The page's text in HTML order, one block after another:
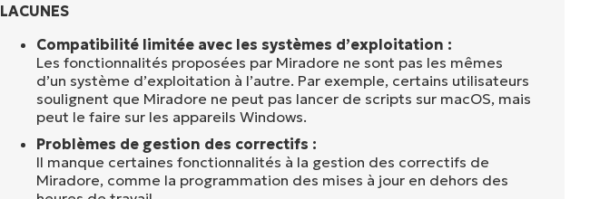
LACUNES
Compatibilité limitée avec les systèmes d’exploitation :
Les fonctionnalités proposées par Miradore ne sont pas les mêmes
d’un système d’exploitation à l’autre. Par exemple, certains utilisateurs
soulignent que Miradore ne peut pas lancer de scripts sur macOS, mais
peut le faire sur les appareils Windows.
Problèmes de gestion des correctifs :
Il manque certaines fonctionnalités à la gestion des correctifs de
Miradore, comme la programmation des mises à jour en dehors des